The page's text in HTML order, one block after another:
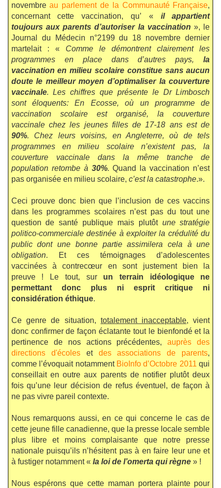
novembreau parlement de la Communauté Française,
concernant cette vaccination, qu’ « il appartient
toujours aux parents d’autoriser la vaccination », le
Journal du Médecin n°2199 du 18 novembre dernier
martelait : « Comme le démontrent clairement les
programmes en place dans d’autres pays,la
vaccination en milieu scolaire constitue sans aucun
doute le meilleur moyen d’optimaliser la couverture
vaccinale. Les chiffres que présente le Dr Limbosch
sont éloquents: En Ecosse, où un programme de
vaccination scolaire est organisé, la couverture
vaccinale chez les jeunes filles de 17-18 ans est de
90%. Chez leurs voisins, en Angleterre, où de tels
programmes en milieu scolaire n’existent pas, la
couverture vaccinale dans la même tranche de
population retombe à 30%. Quand la vaccination n’est
pas organisée en milieu scolaire, c’est la catastrophe.».
Ceci prouve donc bien que l’inclusion de ces vaccins
dans les programmes scolaires n’est pas du tout une
question de santé publique mais plutôt une stratégie
politico-commerciale destinée à exploiter la crédulité du
public dont une bonne partie assimilera cela à une
obligation. Et ces témoignages d’adolescentes
vaccinées à contrecœur en sont justement bien la
preuve ! Le tout, sur un terrain idéologique ne
permettant donc plus ni esprit critique ni
considération éthique.
Ce genre de situation, totalement inacceptable, vient
donc confirmer de façon éclatante tout le bienfondé et la
pertinence de nos actions précédentes,auprès des
directions d'écoleset des associations de parents,
comme l’évoquait notamment BioInfo d’Octobre 2011 qui
conseillait en outre aux parents de notifier plutôt deux
fois qu’une leur décision de refus éventuel, de façon à
ne pas vivre pareil contexte.
Nous remarquons aussi, en ce qui concerne le cas de
cette jeune fille canadienne, que la presse locale semble
plus libre et moins complaisante que notre presse
nationale puisqu’ils n’hésitent pas à en faire leur une et
à fustiger notamment « la loi de l’omerta qui règne» !
Nous espérons que cette maman portera plainte pour